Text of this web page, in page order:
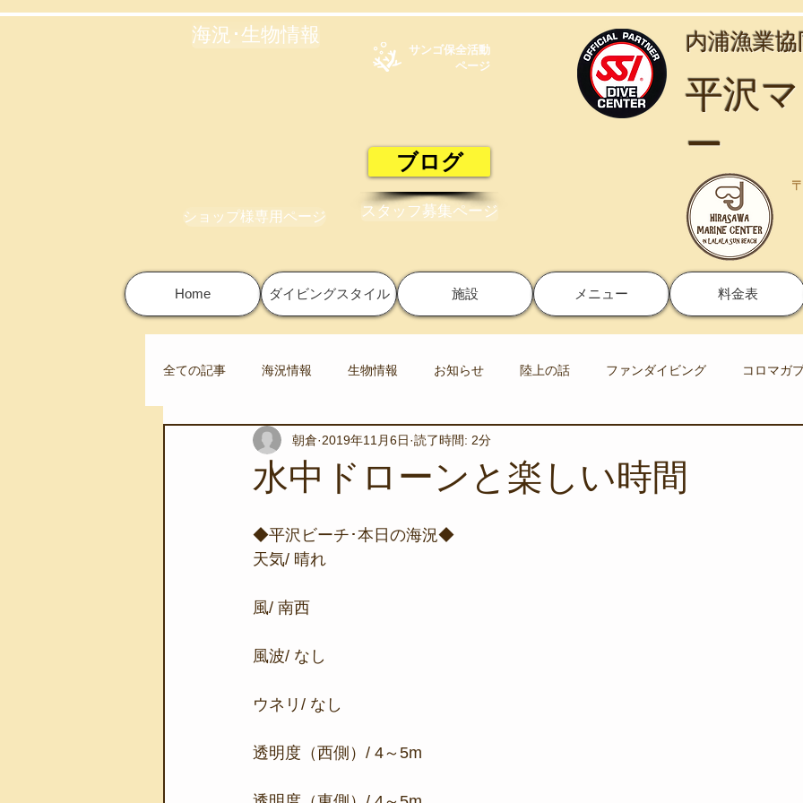
海況･生物情報
サンゴ保全活動​
ページ
ブログ
ショップ様専用ページ スタッフ募集ページ
内浦漁業
平沢
ー
Home ダイビングスタイル 施設 メニュー 料金表
全ての記事 海況情報 生物情報 お知らせ 陸上の話 ファンダイビング コロマガ
スノーケリングツアー 自然環境保全 ワカメの養殖
地域のこと 磯あそび教室
水中ドローンと楽しい時間
朝倉 2019年11月6日 読了時間: 2分
◆平沢ビーチ･本日の海況◆
天気/ 晴れ
風/ 南西
風波/ なし
ウネリ/ なし
透明度（西側）/ 4～5m